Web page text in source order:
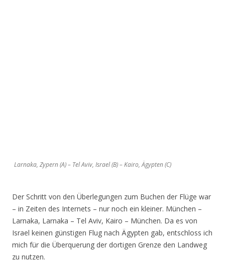
Larnaka, Zypern (A) – Tel Aviv, Israel (B) – Kairo, Ägypten (C)
Der Schritt von den Überlegungen zum Buchen der Flüge war
– in Zeiten des Internets – nur noch ein kleiner. München –
Larnaka, Larnaka – Tel Aviv, Kairo – München. Da es von
Israel keinen günstigen Flug nach Ägypten gab, entschloss ich
mich für die Überquerung der dortigen Grenze den Landweg
zu nutzen.